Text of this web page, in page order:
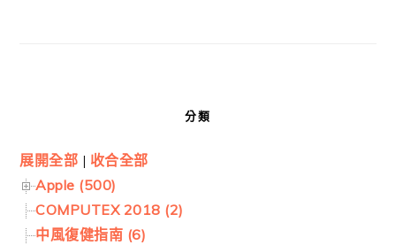
分類
展開全部 | 收合全部
Apple (500)
COMPUTEX 2018 (2)
中風復健指南 (6)